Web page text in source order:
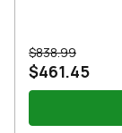
$838.99
$461.45